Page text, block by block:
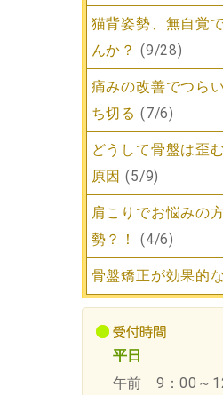
猫背姿勢、無自覚
んか？ (9/28)
痛みの改善でつら
ち切る (7/6)
どうして骨盤は歪
原因 (5/9)
肩こりでお悩みの
勢？！
(4/6)
骨盤矯正が効果的
平日
午前
9：00～